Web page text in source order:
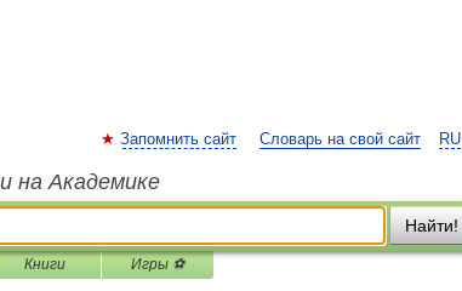
RU
Запомнить сайт Словарь на свой сайт
на Академике
Найти!
Книги Игры ⚽